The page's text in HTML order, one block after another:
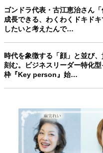
ゴンドラ代表・古江恵治さん
成長できる、わくわくドキド
したいと考えたんで…
時代を象徴する「顔」と並び
刻む。ビジネスリーダー特化
枠『Key person』始…